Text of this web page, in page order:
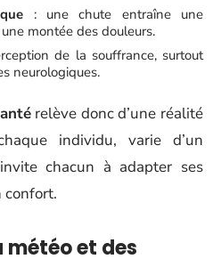
: une chute entraîne une
montée des douleurs.
de la souffrance, surtout
neurologiques.
relève donc d’une réalité
individu, varie d’un
chacun à adapter ses
confort.
météo et des